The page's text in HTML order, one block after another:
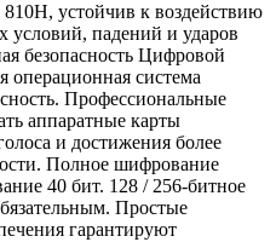
устойчив к воздействию
условий, падений и ударов
безопасность Цифровой
операционная система
Профессиональные
аппаратные карты
и достижения более
Полное шифрование
40 бит. 128 / 256-битное
Простые
гарантируют